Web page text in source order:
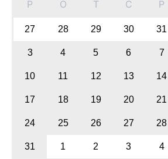
P O T C P
27 28 29 30 31
3 4 5 6 7
10 11 12 13 14
17 18 19 20 21
24 25 26 27 28
31 1 2 3 4